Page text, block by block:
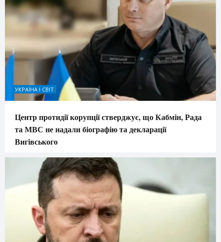
УКРАЇНА І СВІТ
Центр протидії корупції стверджує, що Кабмін, Рада
та МВС не надали біографію та декларації
Вигівського